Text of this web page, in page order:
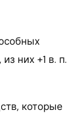
них +1 в. п.
которые